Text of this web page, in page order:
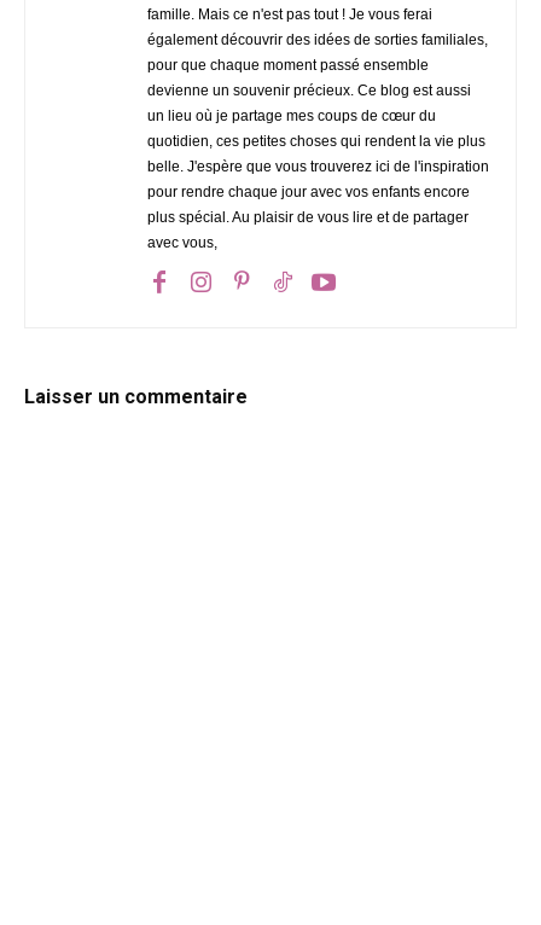
famille. Mais ce n'est pas tout ! Je vous ferai
également découvrir des idées de sorties familiales,
pour que chaque moment passé ensemble
devienne un souvenir précieux. Ce blog est aussi
un lieu où je partage mes coups de cœur du
quotidien, ces petites choses qui rendent la vie plus
belle. J'espère que vous trouverez ici de l'inspiration
pour rendre chaque jour avec vos enfants encore
plus spécial. Au plaisir de vous lire et de partager
avec vous,
Laisser un commentaire